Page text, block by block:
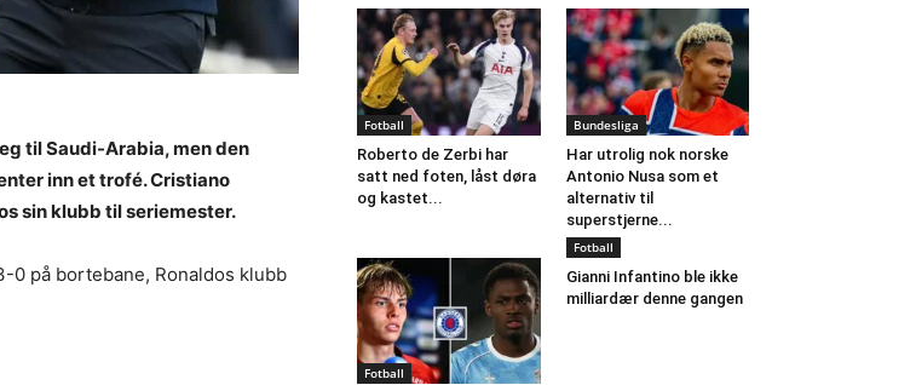
til Saudi-Arabia, men den
inn et trofé. Cristiano
sin klubb til seriemester.
0 på bortebane, Ronaldos klubb
Fotball
Roberto de Zerbi har
satt ned foten, låst døra
og kastet...
Bundesliga
Har utrolig nok norske
Antonio Nusa som et
alternativ til
superstjerne...
Fotball
Fotball
Gianni Infantino ble ikke
milliardær denne gangen